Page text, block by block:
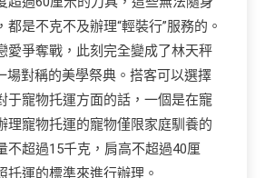
是不克不及辦理“輕裝行”服務的。
愛爭奪戰，此刻完全變成了林天秤
場對稱的美學祭典。搭客可以選擇
于寵物托運方面的話，一個是在寵
理寵物托運的寵物僅限家庭馴養的
不超過15千克，肩高不超過40厘
托運的標準來進行辦理。